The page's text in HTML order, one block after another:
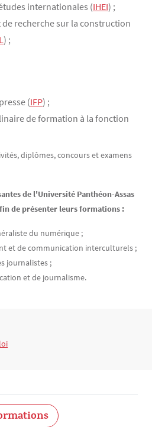
internationales (IHEI) ;
de recherche sur la construction
) ;
(IFP) ;
de formation à la fonction
diplômes, concours et examens
de l'Université Panthéon-Assas
de présenter leurs formations :
du numérique ;
et de communication interculturels ;
journalistes ;
et de journalisme.